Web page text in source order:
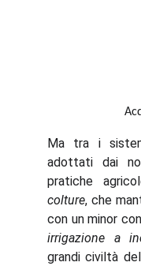
Ma tra i
adottati dai
pratiche
colture, che
con un minor
irrigazione a
grandi civiltà